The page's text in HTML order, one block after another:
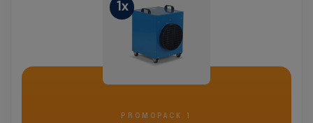
1x
PROMOPACK 1